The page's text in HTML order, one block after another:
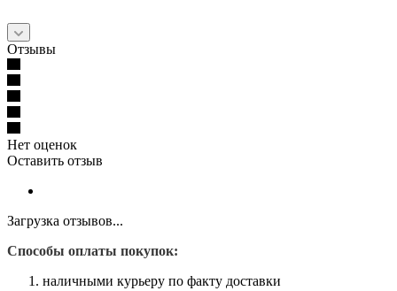
Отзывы
Нет оценок
Оставить отзыв
Загрузка отзывов...
Способы оплаты покупок:
наличными курьеру по факту доставки